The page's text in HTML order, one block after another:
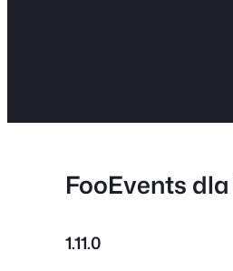
FooEvents
1.11.0